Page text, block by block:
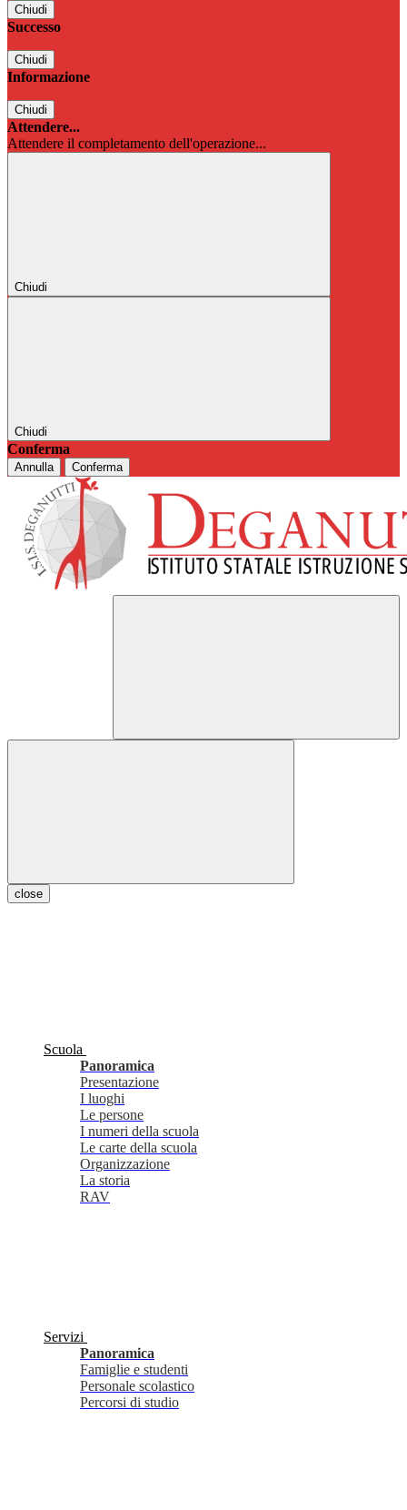
Chiudi
Successo
Chiudi
Informazione
Chiudi
Attendere...
Attendere il completamento dell'operazione...
Chiudi
Chiudi
Conferma
Annulla Conferma
close
Scuola
Panoramica
Presentazione
I luoghi
Le persone
I numeri della scuola
Le carte della scuola
Organizzazione
La storia
RAV
Servizi
Panoramica
Famiglie e studenti
Personale scolastico
Percorsi di studio